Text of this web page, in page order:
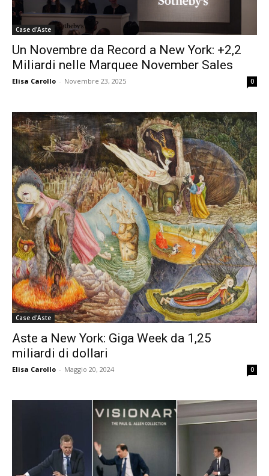
Case d'Aste
Un Novembre da Record a New York: +2,2
Miliardi nelle Marquee November Sales
Elisa Carollo - Novembre 23, 2025 0
Case d'Aste
Aste a New York: Giga Week da 1,25
miliardi di dollari
Elisa Carollo - Maggio 20, 2024 0